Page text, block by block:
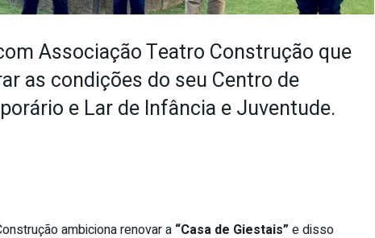
Associação Teatro Construção que
as condições do seu Centro de
e Lar de Infância e Juventude.
ambiciona renovar a “Casa de Giestais” e disso